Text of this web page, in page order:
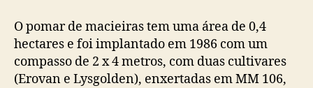
O pomar de macieiras tem uma área de 0,4
hectares e foi implantado em 1986 com um
compasso de 2 x 4 metros, com duas cultivares
(Erovan e Lysgolden), enxertadas em MM 106,